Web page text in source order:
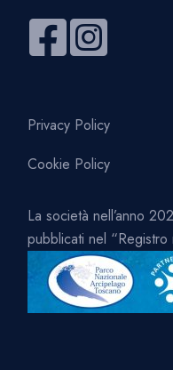
Privacy Policy
Cookie Policy
La società nell’anno
pubblicati nel